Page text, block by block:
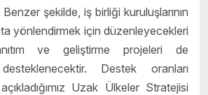
Benzer şekilde, iş birliği kuruluşlarının
yönlendirmek için düzenleyecekleri
ve geliştirme projeleri de
desteklenecektir. Destek oranları
Uzak Ülkeler Stratejisi